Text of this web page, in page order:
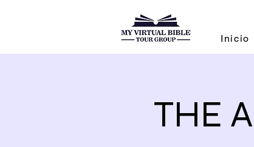
Inicio
THE